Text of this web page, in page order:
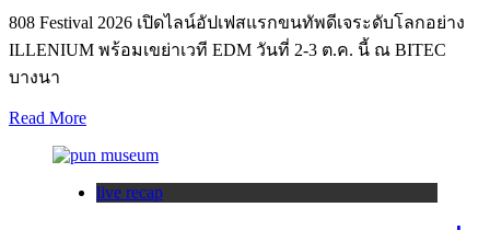
808 Festival 2026 เปิดไลน์อัปเฟสแรกขนทัพดีเจระดับโลกอย่าง
ILLENIUM พร้อมเขย่าเวที EDM วันที่ 2-3 ต.ค. นี้ ณ BITEC
บางนา
Read More
live recap